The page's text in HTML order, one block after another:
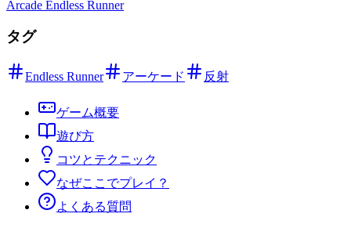
Arcade Endless Runner
タグ
Endless Runner アーケード 反射
ゲーム概要
遊び方
コツとテクニック
なぜここでプレイ？
よくある質問